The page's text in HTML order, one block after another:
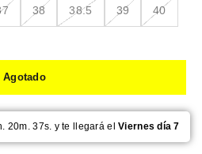
38 38.5 39 40
Agotado
20m. 36s. y te llegará elViernes día 7